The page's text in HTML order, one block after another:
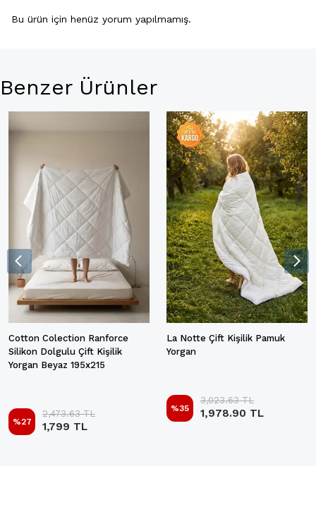
Bu ürün için henüz yorum yapılmamış.
Benzer Ürünler
Cotton Colection Ranforce
Silikon Dolgulu Çift Kişilik
Yorgan Beyaz 195x215
%27
2,473.63 TL
1,799 TL
La Notte Çift Kişilik Pamuk
Yorgan
%35
3,023.63 TL
1,978.90 TL